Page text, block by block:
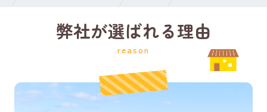
弊社が選ばれる理由
reason